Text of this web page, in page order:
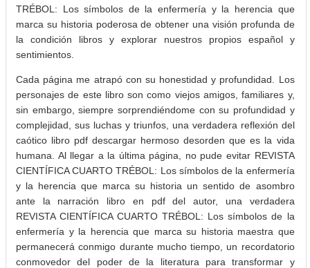
TRÉBOL: Los símbolos de la enfermería y la herencia que
marca su historia poderosa de obtener una visión profunda de
la condición libros y explorar nuestros propios español y
sentimientos.
Cada página me atrapó con su honestidad y profundidad. Los
personajes de este libro son como viejos amigos, familiares y,
sin embargo, siempre sorprendiéndome con su profundidad y
complejidad, sus luchas y triunfos, una verdadera reflexión del
caótico libro pdf descargar hermoso desorden que es la vida
humana. Al llegar a la última página, no pude evitar REVISTA
CIENTÍFICA CUARTO TRÉBOL: Los símbolos de la enfermería
y la herencia que marca su historia un sentido de asombro
ante la narración libro en pdf del autor, una verdadera
REVISTA CIENTÍFICA CUARTO TRÉBOL: Los símbolos de la
enfermería y la herencia que marca su historia maestra que
permanecerá conmigo durante mucho tiempo, un recordatorio
conmovedor del poder de la literatura para transformar y